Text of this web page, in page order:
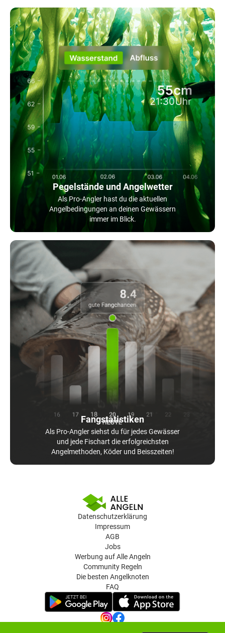
Pegelstände und Angelwetter
Als Pro-Angler hast du die aktuellen
Angelbedingungen an deinen Gewässern
immer im Blick.
Fangstatistiken
Als Pro-Angler siehst du für jedes Gewässer
und jede Fischart die erfolgreichsten
Angelmethoden, Köder und Beisszeiten!
Datenschutzerklärung
Impressum
AGB
Jobs
Werbung auf Alle Angeln
Community Regeln
Die besten Angelknoten
FAQ